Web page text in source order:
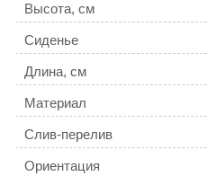
Высота, см
Сиденье
Длина, см
Материал
Слив-перелив
Ориентация